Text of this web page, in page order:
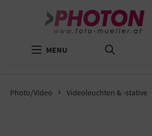
MENU
Photo/Video Videoleuchten & -stative